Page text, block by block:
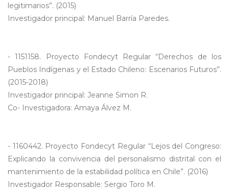
legitimarios”. (2015)
Investigador principal: Manuel Barría Paredes.
- 1151158. Proyecto Fondecyt Regular “Derechos de los
Pueblos Indígenas y el Estado Chileno: Escenarios Futuros”.
(2015-2018)
Investigador principal: Jeanne Simon R.
Co- Investigadora: Amaya Álvez M.
- 1160442. Proyecto Fondecyt Regular “Lejos del Congreso:
Explicando la convivencia del personalismo distrital con el
mantenimiento de la estabilidad política en Chile”. (2016)
Investigador Responsable: Sergio Toro M.